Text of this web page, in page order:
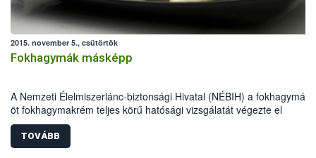
2015. november 5., csütörtök
Fokhagymák másképp
A Nemzeti Élelmiszerlánc-biztonsági Hivatal (NÉBIH) a fokhagymák
öt fokhagymakrém teljes körű hatósági vizsgálatát végezte el
Szupermenta terméktesztje során. A minőségi és biztonsági
paramétereken túl a jelölésekre is külön figyelmet fordítottak a
munkatársai.
TOVÁBB